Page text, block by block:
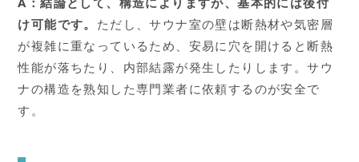
け可能です。 ただし、サウナ室の壁は断熱材や気密層
が複雑に重なっているため、安易に穴を開けると断熱
性能が落ちたり、内部結露が発生したりします。サウ
ナの構造を熟知した専門業者に依頼するのが安全で
す。